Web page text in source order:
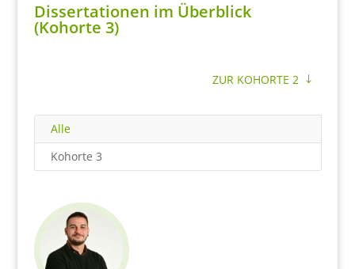
Dissertationen im Überblick
(Kohorte 3)
ZUR KOHORTE 2
Alle
Kohorte 3